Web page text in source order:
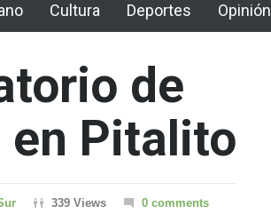
Cultura Deportes Opinión
de
en Pitalito
339 Views 0 comments